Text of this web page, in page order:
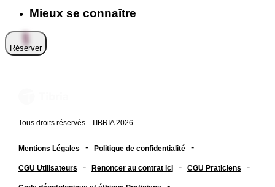
Mieux se connaître
Réserver
Tous droits réservés - TIBRIA 2026
Mentions Légales - Politique de confidentialité -
CGU Utilisateurs - Renoncer au contrat ici - CGU Praticiens -